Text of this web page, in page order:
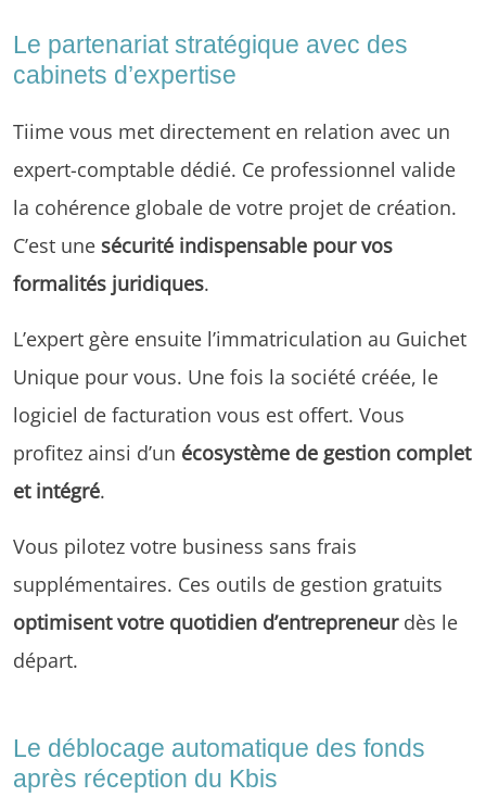
Le partenariat stratégique avec des
cabinets d’expertise
Tiime vous met directement en relation avec un
expert-comptable dédié. Ce professionnel valide
la cohérence globale de votre projet de création.
C’est une sécurité indispensable pour vos
formalités juridiques.
L’expert gère ensuite l’immatriculation au Guichet
Unique pour vous. Une fois la société créée, le
logiciel de facturation vous est offert. Vous
profitez ainsi d’un écosystème de gestion complet
et intégré.
Vous pilotez votre business sans frais
supplémentaires. Ces outils de gestion gratuits
optimisent votre quotidien d’entrepreneurdès le
départ.
Le déblocage automatique des fonds
après réception du Kbis